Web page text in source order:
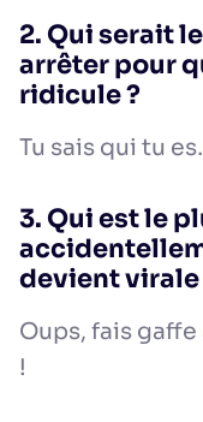
2. Qui serait
arrêter pour
ridicule ?
Tu sais qui tu
3. Qui est le
devient virale
Oups, fais
!